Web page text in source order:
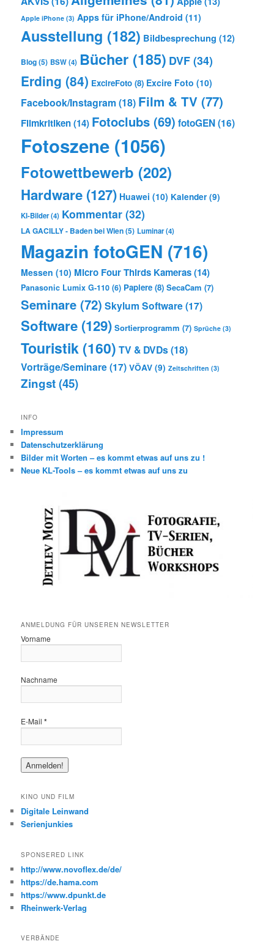
Apple iPhone (3) Apps für iPhone/Android (11)
Ausstellung (182) Bildbesprechung (12)
Blog(5) BSW(4) Bücher (185) DVF (34)
Erding (84) ExcireFoto (8) Excire Foto (10)
Facebook/Instagram (18) Film & TV (77)
Filmkritiken(14) Fotoclubs (69) fotoGEN(16)
Fotoszene (1056)
Fotowettbewerb (202)
Hardware (127) Huawei (10) Kalender (9)
KI-Bilder(4) Kommentar (32)
LA GACILLY - Baden bei Wien(5) Luminar(4)
Magazin fotoGEN (716)
Messen (10) Micro Four Thirds Kameras(14)
Panasonic Lumix G-110 (6) Papiere (8) SecaCam (7)
Seminare (72) Skylum Software(17)
Software (129) Sortierprogramm (7) Sprüche (3)
Touristik (160) TV & DVDs(18)
Vorträge/Seminare(17) VÖAV (9) Zeitschriften (3)
Zingst(45)
INFO
Impressum
Datenschutzerklärung
Bilder mit Worten – es kommt etwas auf uns zu !
Neue KL-Tools – es kommt etwas auf uns zu
ANMELDUNG FÜR UNSEREN NEWSLETTER
Vorname
Nachname
E-Mail*
KINO UND FILM
Digitale Leinwand
Serienjunkies
SPONSERED LINK
http://www.novoflex.de/de/
https://de.hama.com
https://www.dpunkt.de
Rheinwerk-Verlag
VERBÄNDE